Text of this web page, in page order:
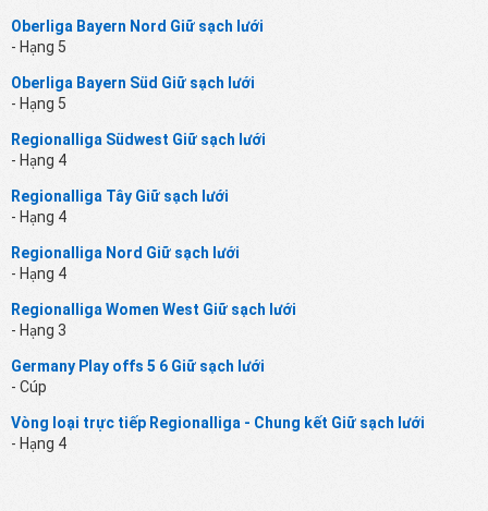
Oberliga Bayern Nord Giữ sạch lưới
- Hạng 5
Oberliga Bayern Süd Giữ sạch lưới
- Hạng 5
Regionalliga Südwest Giữ sạch lưới
- Hạng 4
Regionalliga Tây Giữ sạch lưới
- Hạng 4
Regionalliga Nord Giữ sạch lưới
- Hạng 4
Regionalliga Women West Giữ sạch lưới
- Hạng 3
Germany Play offs 5 6 Giữ sạch lưới
- Cúp
Vòng loại trực tiếp Regionalliga - Chung kết Giữ sạch lưới
- Hạng 4